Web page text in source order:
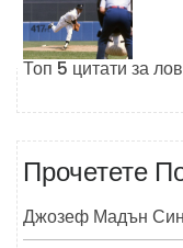
Топ 5 цитати за
Прочетете
Джозеф Мадън